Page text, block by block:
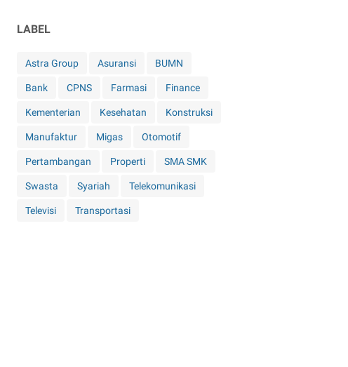
LABEL
Astra Group Asuransi BUMN
Bank CPNS Farmasi Finance
Kementerian Kesehatan Konstruksi
Manufaktur Migas Otomotif
Pertambangan Properti SMA SMK
Swasta Syariah Telekomunikasi
Televisi Transportasi